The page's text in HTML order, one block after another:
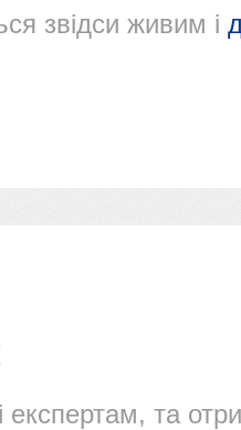
звідси живим і
експертам, та